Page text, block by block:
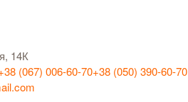
14К
(067) 006-60-70+38 (050) 390-60-70